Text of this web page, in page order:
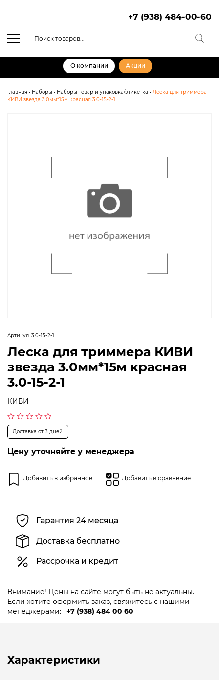
+7 (938) 484-00-60
товаров
О компании Акции
Главная • Наборы • Наборы товар и упаковка/этикетка • Леска для триммера
КИВИ звезда 3.0мм*15м красная 3.0-15-2-1
Артикул: 3.0-15-2-1
Леска для триммера КИВИ
звезда 3.0мм*15м красная
3.0-15-2-1
КИВИ
Оценка
из
Доставка от 3 дней
Цену уточняйте у менеджера
Добавить в избранное Добавить в сравнение
Гарантия 24 месяца
Доставка бесплатно
Рассрочка и кредит
Внимание! Цены на сайте могут быть не актуальны.
Если хотите оформить заказ, свяжитесь с нашими
менеджерами:
+7 (938) 484 00 60
Характеристики